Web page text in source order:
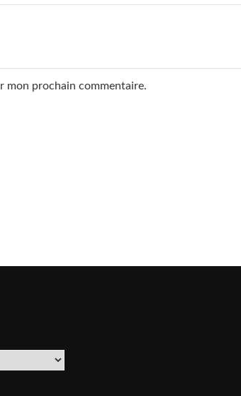
mon prochain commentaire.